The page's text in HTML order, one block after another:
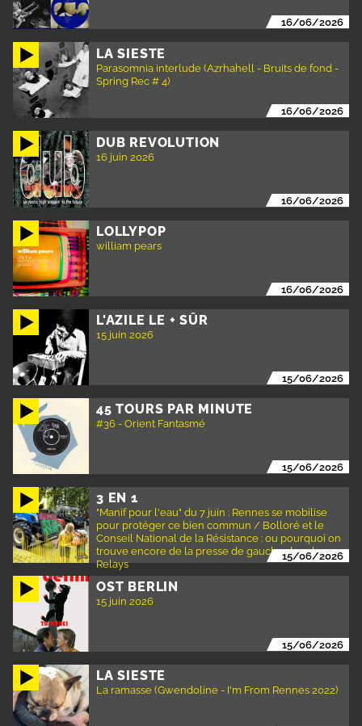
16/06/2026
LA SIESTE
Parasomnia interlude (Azrhahell - Bruits de fond -
Spring Rec # 4)
16/06/2026
DUB REVOLUTION
16 juin 2026
16/06/2026
LOLLYPOP
william pears
16/06/2026
L'AZILE LE + SÛR
15 juin 2026
15/06/2026
45 TOURS PAR MINUTE
#36 - Orient Fantasmé
15/06/2026
3 EN 1
"Manif pour l'eau" du 7 juin : Rennes se mobilise
pour protéger ce bien commun / Bolloré et le
Conseil National de la Résistance : ou pourquoi on
trouve encore de la presse de gauche dans les
Relays
15/06/2026
OST BERLIN
15 juin 2026
15/06/2026
LA SIESTE
La ramasse (Gwendoline - I'm From Rennes 2022)